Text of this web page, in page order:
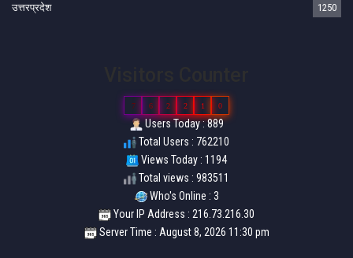
उत्तरप्रदेश 1250
7 6 2 2 1 0
Users Today : 889
Total Users : 762210
Views Today : 1194
Total views : 983511
Who's Online : 3
Your IP Address : 216.73.216.30
Server Time : August 8, 2026 11:30 pm